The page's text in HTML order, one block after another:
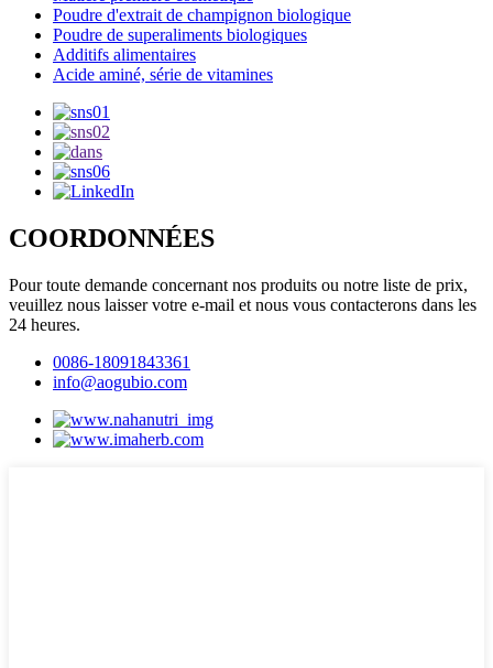
Poudre d'extrait de champignon biologique
Poudre de superaliments biologiques
Additifs alimentaires
Acide aminé, série de vitamines
COORDONNÉES
Pour toute demande concernant nos produits ou notre liste de prix,
veuillez nous laisser votre e-mail et nous vous contacterons dans les
24 heures.
0086-18091843361
info@aogubio.com